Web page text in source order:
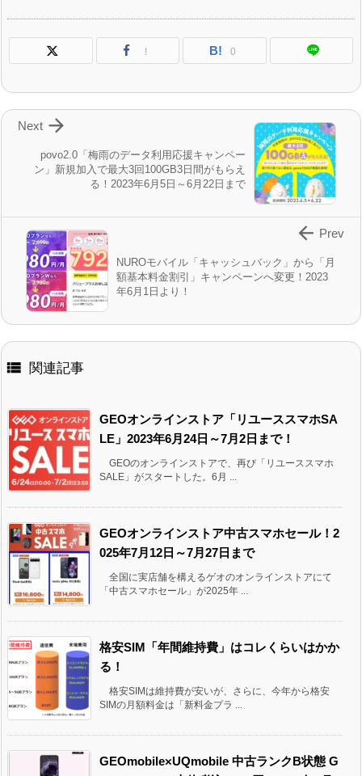
! B! 0
povo2.0「梅雨のデータ利用応援キャンペー
ン」新規加入で最大3回100GB3日間がもらえ
る！2023年6月5日～6月22日まで

Next
NUROモバイル「キャッシュバック」から「月
額基本料金割引」キャンペーンへ変更！2023
年6月1日より！
 Prev
 関連記事
GEOオンラインストア「リユーススマホSA
LE」2023年6月24日～7月2日まで！
GEOのオンラインストアで、再び「リユーススマホ
SALE」がスタートした。6月 ...
GEOオンラインストア中古スマホセール！2
025年7月12日～7月27日まで
全国に実店舗を構えるゲオのオンラインストアにて
「中古スマホセール」が2025年 ...
格安SIM「年間維持費」はコレくらいはかか
る！
格安SIMは維持費が安いが、さらに、今年から格安
SIMの月額料金は「新料金プラ ...
GEOmobile×UQmobile 中古ランクB状態 G